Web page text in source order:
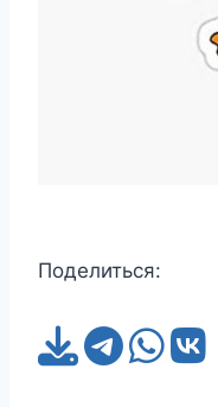
Поделиться: